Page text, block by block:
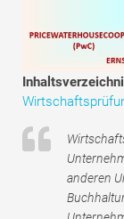
Tutorials zur
Vollständige
anderen